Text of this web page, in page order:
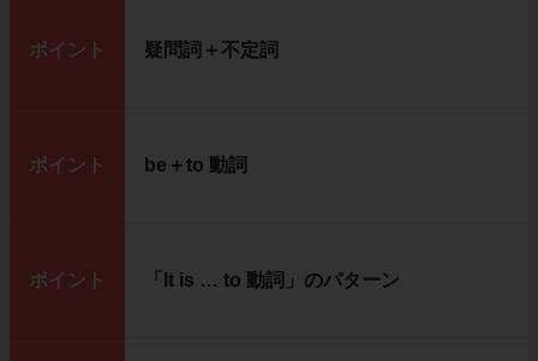
ポイント 疑問詞＋不定詞
ポイント be＋to 動詞
ポイント 「It is … to 動詞」のパターン